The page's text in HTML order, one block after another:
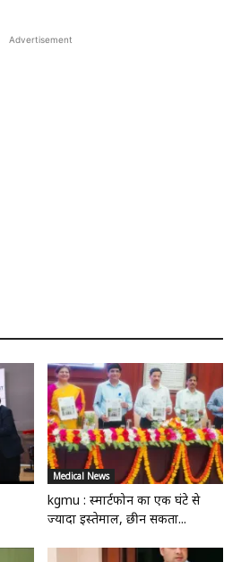
Advertisement
Medical News
kgmu : स्मार्टफोन का एक घंटे से
ज्यादा इस्तेमाल, छीन सकता...